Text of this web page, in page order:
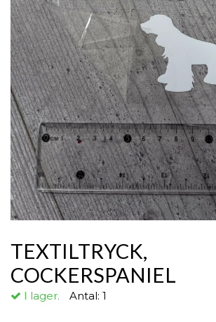
TEXTILTRYCK,
COCKERSPANIEL
I lager. Antal: 1